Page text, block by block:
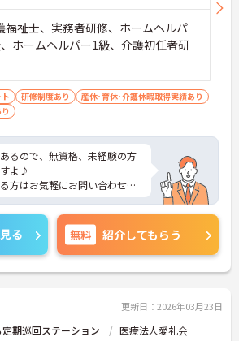
祉士、実務者研修、ホームヘルパ
ホームヘルパー1級、介護初任者研
研修制度あり
産休･育休･介護休暇取得実績あり
るので、無資格、未経験の方
よ♪
方はお気軽にお問い合わせく
る 無料 紹介してもらう
更新日：2026年03月23日
期巡回ステーション 医療法人愛礼会